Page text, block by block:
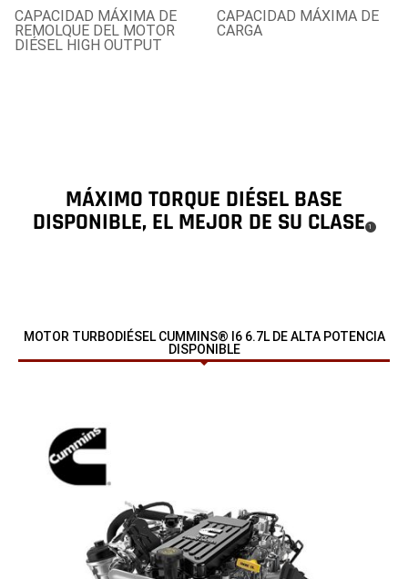
CAPACIDAD MÁXIMA DE
REMOLQUE DEL MOTOR
DIÉSEL HIGH OUTPUT
CAPACIDAD MÁXIMA DE
CARGA
MÁXIMO TORQUE DIÉSEL BASE
DISPONIBLE, EL MEJOR DE SU CLASE (
Disclosure
1
MOTOR TURBODIÉSEL CUMMINS® I6 6.7L DE ALTA POTENCIA
DISPONIBLE